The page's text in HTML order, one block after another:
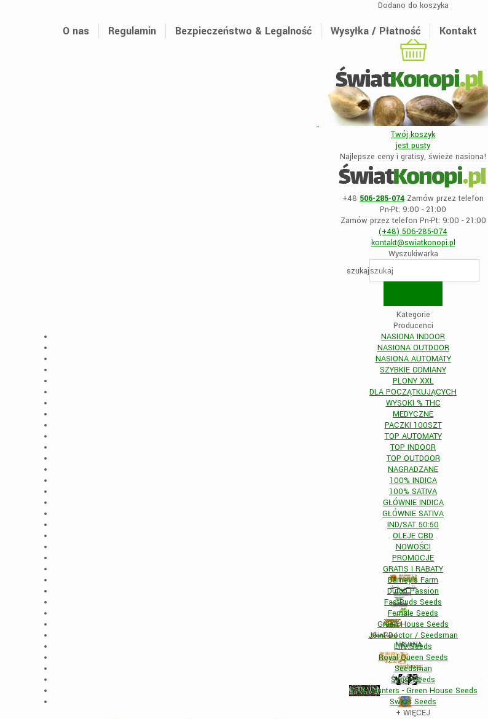
Dodano do koszyka
O nas Regulamin Bezpieczeństwo & Legalność Wysyłka / Płatność Kontakt
Twój koszyk
jest pusty
Najlepsze ceny i gratisy, świeże nasiona!
+48 506-285-074 Zamów przez telefon
Pn-Pt: 9:00 - 21:00
Zamów przez telefon Pn-Pt: 9:00 - 21:00
(+48) 506-285-074
kontakt@swiatkonopi.pl
Wyszukiwarka
szukaj
Kategorie
Producenci
NASIONA INDOOR
NASIONA OUTDOOR
NASIONA AUTOMATY
SZYBKIE ODMIANY
PLONY XXL
DLA POCZĄTKUJĄCYCH
WYSOKI % THC
MEDYCZNE
PACZKI 100SZT
TOP AUTOMATY
TOP INDOOR
TOP OUTDOOR
NAGRADZANE
100% INDICA
100% SATIVA
GŁÓWNIE INDICA
GŁÓWNIE SATIVA
IND/SAT 50:50
OLEJE CBD
NOWOŚCI
PROMOCJE
GRATIS I RABATY
Barney's Farm
Dutch Passion
FastBuds Seeds
Female Seeds
Green House Seeds
Joint Doctor / Seedsman
Life Seeds
Royal Queen Seeds
Seedsman
Sensi Seeds
Strain Hunters - Green House Seeds
Sweet Seeds
+ WIĘCEJ